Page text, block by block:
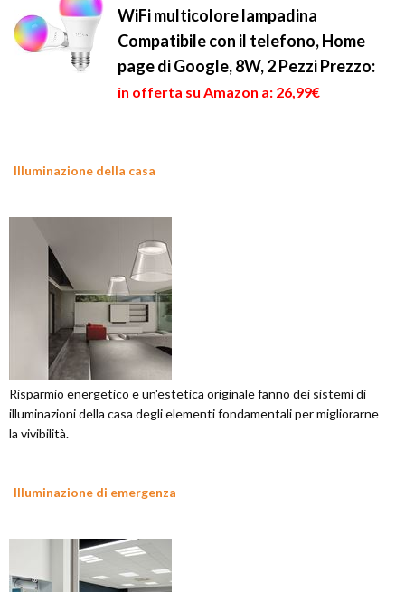
WiFi multicolore lampadina
Compatibile con il telefono, Home
page di Google, 8W, 2 PezziPrezzo:
in offerta su Amazon a: 26,99€
Illuminazione della casa
Risparmio energetico e un'estetica originale fanno dei sistemi di
illuminazioni della casa degli elementi fondamentali per migliorarne
la vivibilità.
Illuminazione di emergenza